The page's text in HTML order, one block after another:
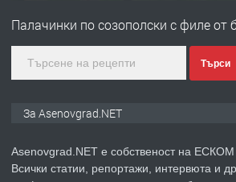
Палачинки по созополски с филе от
Търси
За Asenovgrad.NET
Asenovgrad.NET е собственост на
Всички статии, репортажи, интервюта и